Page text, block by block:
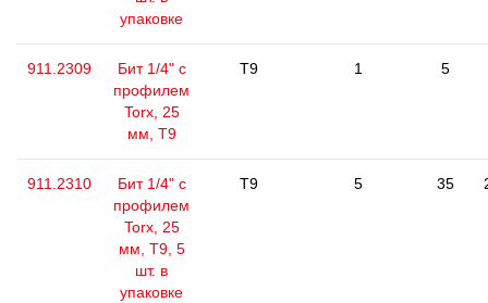
упаковке
911.2309
Бит 1/4" с
профилем
Torx, 25
мм, Т9
T9 1 5
911.2310
Бит 1/4" с
профилем
Torx, 25
мм, Т9, 5
шт. в
упаковке
T9 5 35